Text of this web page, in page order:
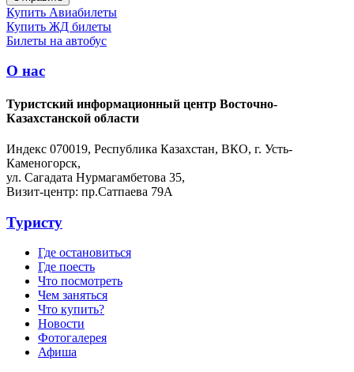
Купить Авиабилеты
Купить ЖД билеты
Билеты на автобус
О нас
Туристский информационный центр Восточно-
Казахстанской области
Индекс 070019, Республика Казахстан, ВКО, г. Усть-
Каменогорск,
ул. Сагадата Нурмагамбетова 35,
Визит-центр: пр.Сатпаева 79А
Туристу
Где остановиться
Где поесть
Что посмотреть
Чем заняться
Что купить?
Новости
Фотогалерея
Афиша